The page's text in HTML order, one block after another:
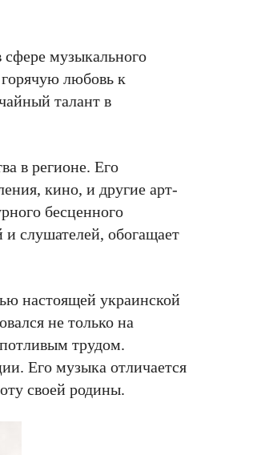
музыкального
любовь к
талант в
в регионе. Его
кино, и другие арт-
бесценного
слушателей, обогащает
настоящей украинской
не только на
трудом.
Его музыка отличается
своей родины.